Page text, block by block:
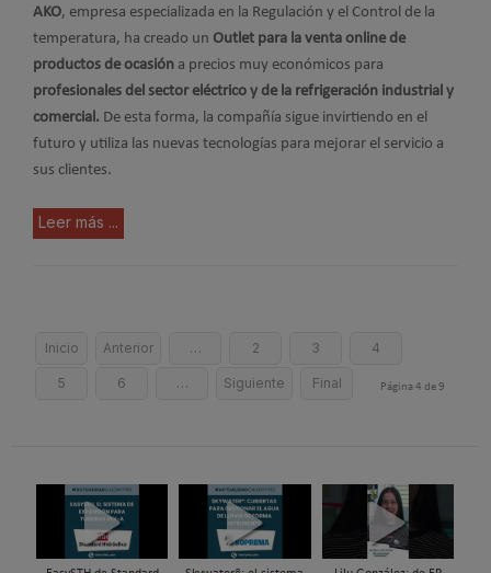
AKO, empresa especializada en la Regulación y el Control de la
temperatura, ha creado un Outlet para la venta online de
productos de ocasión a precios muy económicos para
profesionales del sector eléctrico y de la refrigeración industrial y
comercial. De esta forma, la compañía sigue invirtiendo en el
futuro y utiliza las nuevas tecnologías para mejorar el servicio a
sus clientes.
Leer más ...
Inicio Anterior … 2 3 4
5 6 … Siguiente Final Página 4 de 9